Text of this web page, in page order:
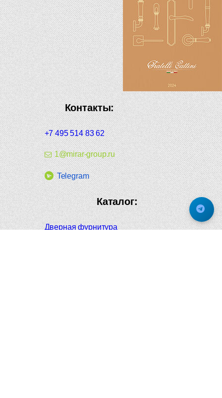
Контакты:
+7 495 514 83 62
1@mirar-group.ru
Telegram
Каталог:
Дверная фурнитура